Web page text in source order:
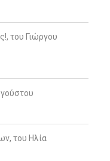
του Γιώργου
του Ηλία